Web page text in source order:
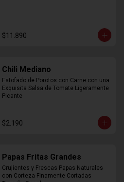
$11.890
Chili Mediano
Estofado de Porotos con Carne con una
Exquisita Salsa de Tomate Ligeramente
Picante
$2.190
Papas Fritas Grandes
Crujientes y Frescas Papas Naturales
con Corteza Finamente Cortadas